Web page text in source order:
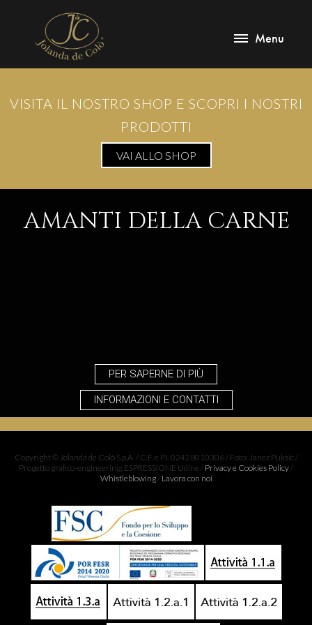
Menu
VISITA IL NOSTRO SHOP E SCOPRI I NOSTRI
PRODOTTI
VAI ALLO SHOP
Copyright © Jolanda de Colò S.p.A. / C.F. e P.I. 02428010306 / Foto: Janez Puksic /
Progetto grafico-engineering: ESPRESSIONE Udine / Privacy e Cookies Policy/
Whistleblowing/ Lavora con noi